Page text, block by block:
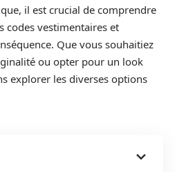
il est crucial de comprendre
codes vestimentaires et
Que vous souhaitiez
ou opter pour un look
explorer les diverses options